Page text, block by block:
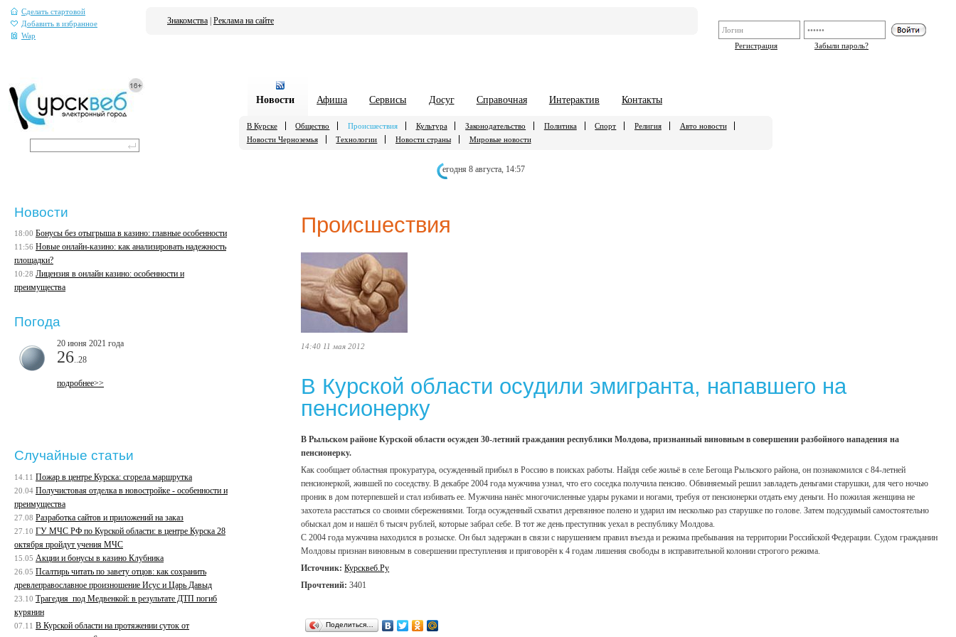
Сделать стартовой
Добавить в избранное
Wap
Регистрация
Забыли пароль?
Знакомства Реклама на сайте
Новости Афиша Сервисы Досуг Справочная Интерактив Контакты
В Курске Общество Происшествия Культура Законодательство Политика Спорт Религия
Авто новости
Новости Черноземья
Технологии Новости страны Мировые новости
егодня 8 августа, 14:57
Происшествия
14:40 11 мая 2012
В Курской области осудили эмигранта, напавшего на
пенсионерку
В Рыльском районе Курской области осужден 30-летний гражданин республики Молдова, признанный виновным в совершении разбойного нападения на
пенсионерку.
Как сообщает областная прокуратура, осужденный прибыл в Россию в поисках работы. Найдя себе жильё в селе Бегоща Рыльского района, он познакомился с 84-летней
пенсионеркой, жившей по соседству. В декабре 2004 года мужчина узнал, что его соседка получила пенсию. Обвиняемый решил завладеть деньгами старушки, для чего ночью
проник в дом потерпевшей и стал избивать ее. Мужчина нанёс многочисленные удары руками и ногами, требуя от пенсионерки отдать ему деньги. Но пожилая женщина не
захотела расстаться со своими сбережениями. Тогда осужденный схватил деревянное полено и ударил им несколько раз старушке по голове. Затем подсудимый самостоятельно
обыскал дом и нашёл 6 тысяч рублей, которые забрал себе. В тот же день преступник уехал в республику Молдова.
С 2004 года мужчина находился в розыске. Он был задержан в связи с нарушением правил въезда и режима пребывания на территории Российской Федерации. Судом гражданин
Молдовы признан виновным в совершении преступления и приговорён к 4 годам лишения свободы в исправительной колонии строгого режима.
Источник: Курсквеб.Ру
Прочтений: 3401
Поделиться…
Новости
18:00 Бонусы без отыгрыша в казино: главные особенности
11:56 Новые онлайн-казино: как анализировать надежность
площадки?
10:28 Лицензия в онлайн казино: особенности и
преимущества
Погода
20 июня 2021 года
26 ..28
подробнее>>
Случайные статьи
14.11 Пожар в центре Курска: сгорела маршрутка
20.04 Получистовая отделка в новостройке - особенности и
преимущества
27.08 Разработка сайтов и приложений на заказ
27.10 ГУ МЧС РФ по Курской области: в центре Курска 28
октября пройдут учения МЧС
15.05 Акции и бонусы в казино Клубника
26.05 Псалтирь читать по завету отцов: как сохранить
древлеправославное произношение Исус и Царь Давыд
23.10 Трагедия под Медвенкой: в результате ДТП погиб
курянин
07.11 В Курской области на протяжении суток от